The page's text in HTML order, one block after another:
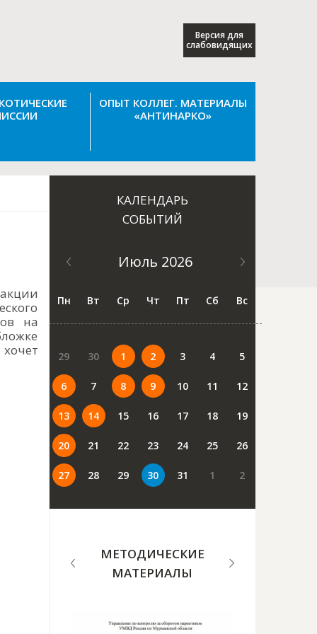
Версия для
слабовидящих
ОПЫТ КОЛЛЕГ. МАТЕРИАЛЫ
«АНТИНАРКО»
на
КАЛЕНДАРЬ
СОБЫТИЙ
Июль 2026
Пн Вт Ср Чт Пт Сб Вс
29 30 1 2 3 4 5
6 7 8 9 10 11 12
13 14 15 16 17 18 19
20 21 22 23 24 25 26
27 28 29 30 31 1 2
МЕТОДИЧЕСКИЕ
МАТЕРИАЛЫ